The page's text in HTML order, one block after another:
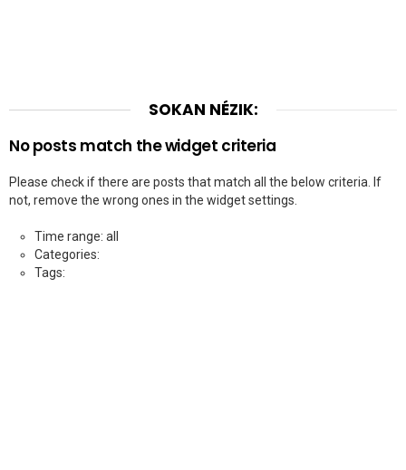
SOKAN NÉZIK:
No posts match the widget criteria
Please check if there are posts that match all the below criteria. If
not, remove the wrong ones in the widget settings.
Time range: all
Categories:
Tags: